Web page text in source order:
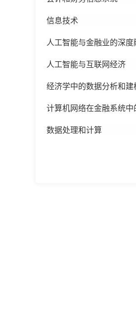
信息技术
人工智能与金融业的深度
人工智能与互联网经济
经济学中的数据分析和建
计算机网络在金融系统中
数据处理和计算